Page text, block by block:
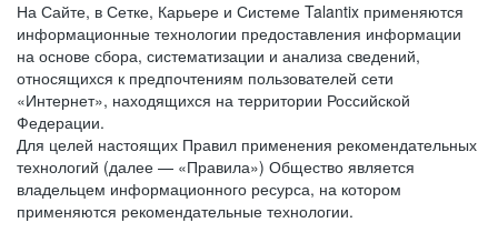
На Сайте, в Сетке, Карьере и Системе Talantix применяются
информационные технологии предоставления информации
на основе сбора, систематизации и анализа сведений,
относящихся к предпочтениям пользователей сети
«Интернет», находящихся на территории Российской
Федерации.
Для целей настоящих Правил применения рекомендательных
технологий (далее — «Правила») Общество является
владельцем информационного ресурса, на котором
применяются рекомендательные технологии.